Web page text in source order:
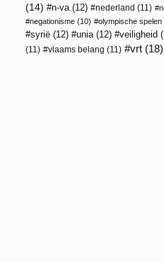
(14)
n-va(12) nederland (11)
negationisme (10) olympische spelen
syrië (12) unia(12) veiligheid
(11)
vlaams belang (11) vrt (18)